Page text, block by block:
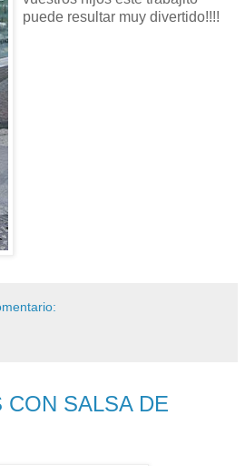
puede resultar muy divertido!!!!
CON SALSA DE